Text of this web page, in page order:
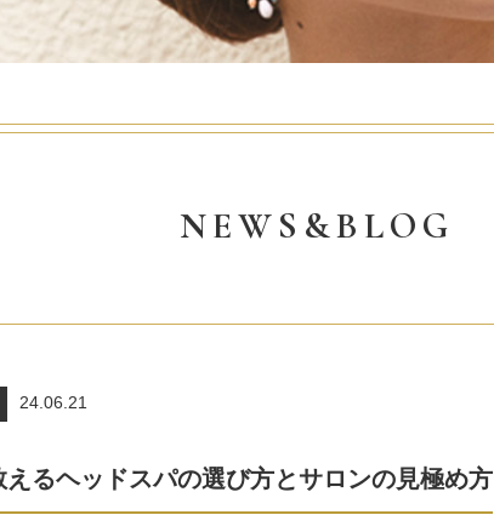
NEWS&BLOG
24.06.21
るヘッドスパの選び方とサロンの見極め方